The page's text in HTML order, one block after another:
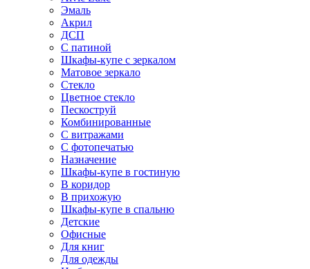
Эмаль
Акрил
ДСП
С патиной
Шкафы-купе с зеркалом
Матовое зеркало
Стекло
Цветное стекло
Пескоструй
Комбинированные
С витражами
С фотопечатью
Назначение
Шкафы-купе в гостиную
В коридор
В прихожую
Шкафы-купе в спальню
Детские
Офисные
Для книг
Для одежды